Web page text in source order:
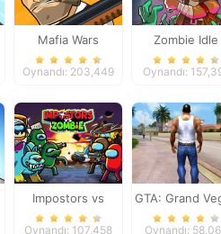
Mafia Wars
Oynandı: 203,449
Zombie Idle
Defense
Oynandı:
Impostors vs
Zombies: Survival
Oynandı: 107,458
GTA: Grand
Crime
Oynandı: